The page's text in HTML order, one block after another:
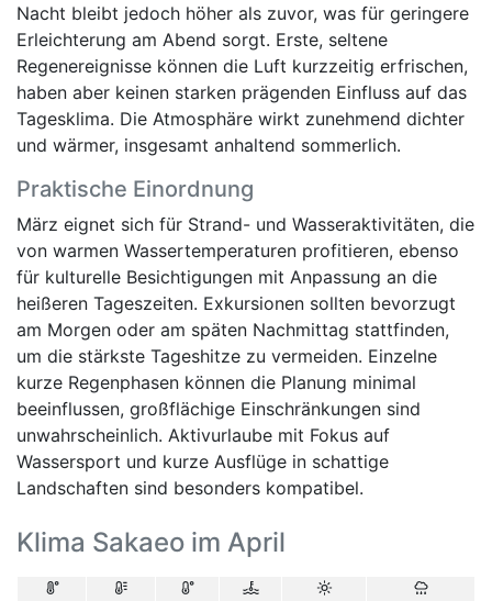
Nacht bleibt jedoch höher als zuvor, was für geringere
Erleichterung am Abend sorgt. Erste, seltene
Regenereignisse können die Luft kurzzeitig erfrischen,
haben aber keinen starken prägenden Einfluss auf das
Tagesklima. Die Atmosphäre wirkt zunehmend dichter
und wärmer, insgesamt anhaltend sommerlich.
Praktische Einordnung
März eignet sich für Strand- und Wasseraktivitäten, die
von warmen Wassertemperaturen profitieren, ebenso
für kulturelle Besichtigungen mit Anpassung an die
heißeren Tageszeiten. Exkursionen sollten bevorzugt
am Morgen oder am späten Nachmittag stattfinden,
um die stärkste Tageshitze zu vermeiden. Einzelne
kurze Regenphasen können die Planung minimal
beeinflussen, großflächige Einschränkungen sind
unwahrscheinlich. Aktivurlaube mit Fokus auf
Wassersport und kurze Ausflüge in schattige
Landschaften sind besonders kompatibel.
Klima Sakaeo im April